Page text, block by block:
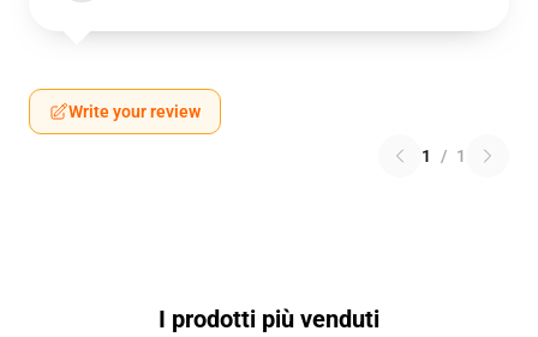
Write your review
1 / 1
I prodotti più venduti